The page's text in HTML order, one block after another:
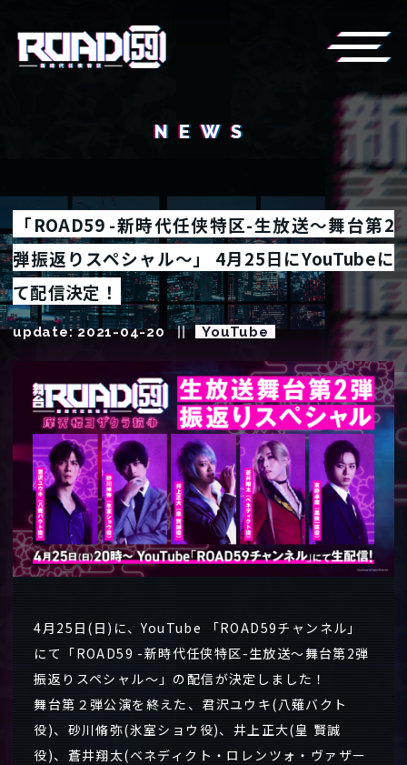
NEWS
「ROAD59 -新時代任侠特区-生放送～舞台第2
弾振返りスペシャル～」 4月25日にYouTubeに
て配信決定！
update: 2021-04-20 YouTube
4月25日(日)に、YouTube 「ROAD59チャンネル」
にて「ROAD59 -新時代任侠特区-生放送～舞台第2弾
振返りスペシャル～」の配信が決定しました！
舞台第２弾公演を終えた、君沢ユウキ(八薙バクト
役)、砂川脩弥(氷室ショウ役)、井上正大(皇 賢誠
役)、蒼井翔太(ベネディクト・ロレンツォ・ヴァザー